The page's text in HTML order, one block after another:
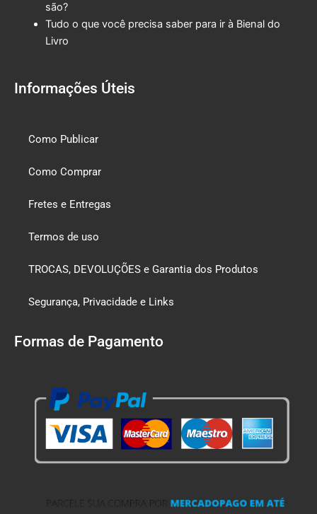
são?
Tudo o que você precisa saber para ir à Bienal do
Livro
Informações Úteis
Como Publicar
Como Comprar
Fretes e Entregas
Termos de uso
TROCAS, DEVOLUÇÕES e Garantia dos Produtos
Segurança, Privacidade e Links
Formas de Pagamento